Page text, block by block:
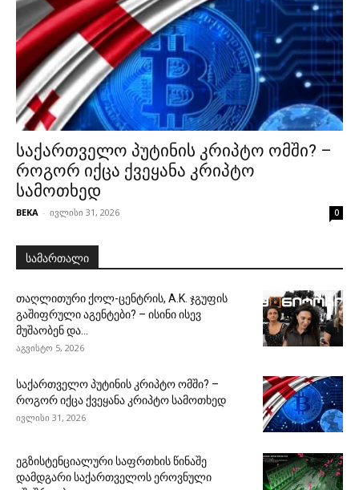
საქართველო პუტინის კრიპტო ომში? –
როგორ იქცა ქვეყანა კრიპტო
სამოთხედ
BEKA - ივლისი 31, 2026 0
სამართალი
თაღლითური ქოლ-ცენტრის, A.K. ჯგუფის
გაშიფრული აგენტები? – ისინი ისევ
მუშაობენ და...
აგვისტო 5, 2026
საქართველო პუტინის კრიპტო ომში? –
როგორ იქცა ქვეყანა კრიპტო სამოთხედ
ივლისი 31, 2026
ეგზისტენციალური საფრთხის წინაშე
დამდგარი საქართველოს ეროვნული